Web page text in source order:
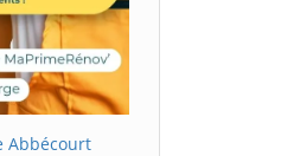
Abbécourt